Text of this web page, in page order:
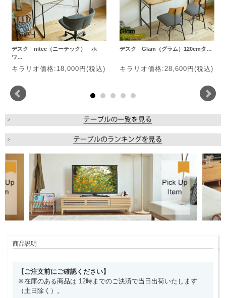
デスク nitec（ニーテック） ホ
ワ…
キラリオ価格:18,000円(税込)
デスク Glam（グラム）120cmタ…
キラリオ価格:28,600円(税込)
商品説明
【ご注文前にご確認ください】
※在庫のある商品は 12時までのご決済で当日出荷いたします
（土日除く）。